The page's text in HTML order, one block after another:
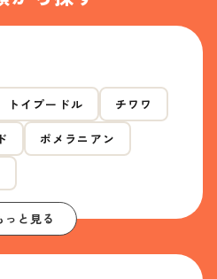
トイプードル チワワ
ポメラニアン
っと見る